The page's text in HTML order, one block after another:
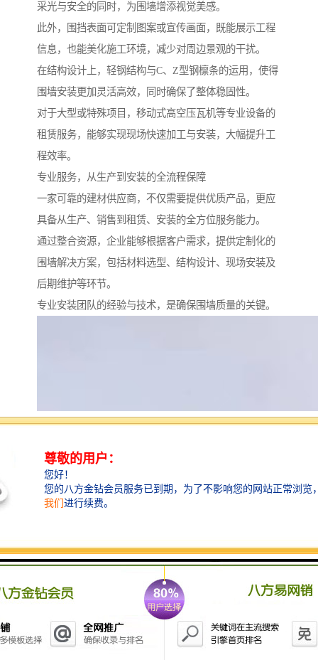
采光与安全的同时，为围墙增添视觉美感。
此外，围挡表面可定制图案或宣传画面，既能展示工程
信息，也能美化施工环境，减少对周边景观的干扰。
在结构设计上，轻钢结构与C、Z型钢檩条的运用，使得
围墙安装更加灵活高效，同时确保了整体稳固性。
对于大型或特殊项目，移动式高空压瓦机等专业设备的
租赁服务，能够实现现场快速加工与安装，大幅提升工
程效率。
专业服务，从生产到安装的全流程保障
一家可靠的建材供应商，不仅需要提供优质产品，更应
具备从生产、销售到租赁、安装的全方位服务能力。
通过整合资源，企业能够根据客户需求，提供定制化的
围墙解决方案，包括材料选型、结构设计、现场安装及
后期维护等环节。
专业安装团队的经验与技术，是确保围墙质量的关键。